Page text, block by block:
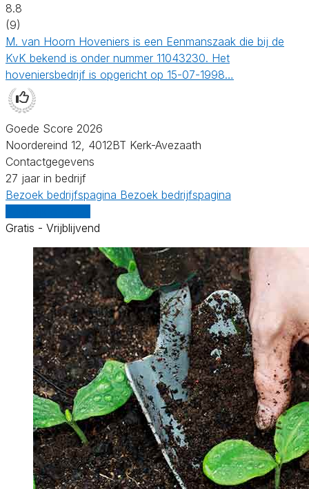
8.8
(9)
M. van Hoorn Hoveniers is een Eenmanszaak die bij de
KvK bekend is onder nummer 11043230. Het
hoveniersbedrijf is opgericht op 15-07-1998…
Goede Score 2026
Noordereind 12, 4012BT Kerk-Avezaath
Contactgegevens
27 jaar in bedrijf
Bezoek bedrijfspagina Bezoek bedrijfspagina
Gratis - Vrijblijvend